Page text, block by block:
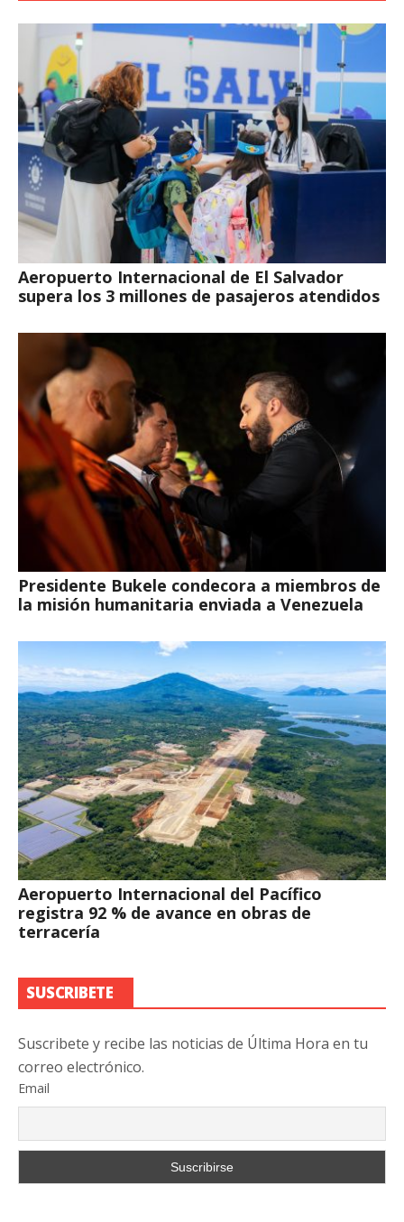
Aeropuerto Internacional de El Salvador
supera los 3 millones de pasajeros atendidos
Presidente Bukele condecora a miembros de
la misión humanitaria enviada a Venezuela
Aeropuerto Internacional del Pacífico
registra 92 % de avance en obras de
terracería
SUSCRIBETE
Suscribete y recibe las noticias de Última Hora en tu
correo electrónico.
Email